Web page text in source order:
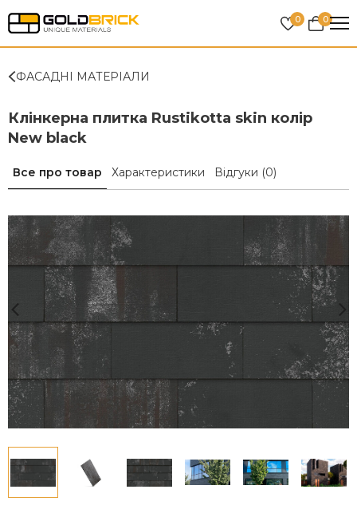
0 0
ФАСАДНІ МАТЕРІАЛИ
Клінкерна плитка Rustikotta skin колір
New black
Все про товар Характеристики Відгуки (0)